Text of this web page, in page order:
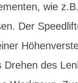
wie z.B.
Der
Drehen des